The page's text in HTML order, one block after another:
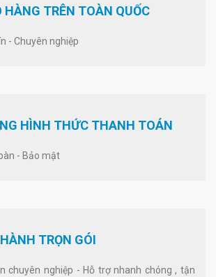
HÀNG TRÊN TOÀN QUỐC
- Chuyên nghiệp
HÌNH THỨC THANH TOÁN
- Bảo mật
TRỌN GÓI
chuyên nghiệp - Hỗ trợ nhanh chóng , tận